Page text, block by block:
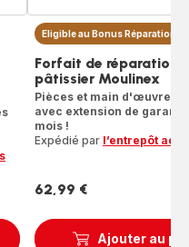
Ajouter au
Eligible au Bonus Réparation :
Forfait de réparation
pâtissier Moulinex
Pièces et main d'œuvre
avec extension de
mois !
Expédié par l’entrepôt
Prix
62,99 €